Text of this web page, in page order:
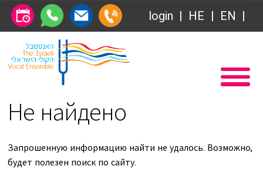
Общество друзей
Абонемент
Передачи
VOD
О нас
login HE EN
Главная
Вступление в Общество друзей Ансамбля
Общество друзей
Передачи
Не найдено
Запрошенную информацию найти не удалось. Возможно,
будет полезен поиск по сайту.